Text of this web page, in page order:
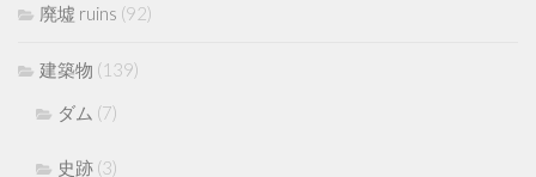
廃墟 ruins (92)
建築物 (139)
ダム (7)
史跡 (3)